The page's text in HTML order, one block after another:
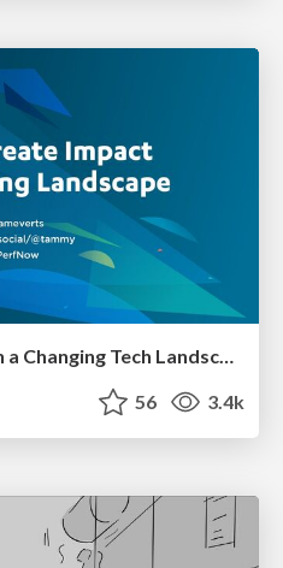
How to Create Impact in a Changing Tech Landscape [PerfNow 2023]
56 3.4k